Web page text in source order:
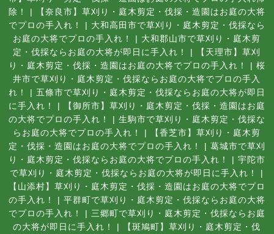
除！
|
【奈良市】草刈り・庭木剪定・伐採・造園はお庭の大将
でプロの手入れ！
| 大和高田市で草刈り・庭木剪定・伐採なら
お庭の大将でプロの手入れ！
| 大和郡山市で草刈り・庭木剪
定・伐採ならお庭の大将が即日に手入れ！
|
【天理市】草刈
り・庭木剪定・伐採・造園はお庭の大将でプロの手入れ！
| 桜
井市で草刈り・庭木剪定・伐採ならお庭の大将でプロの手入
れ！
| 五條市で草刈り・庭木剪定・伐採ならお庭の大将が即日
に手入れ！
|
【御所市】草刈り・庭木剪定・伐採・造園はお庭
の大将でプロの手入れ！
| 生駒市で草刈り・庭木剪定・伐採な
らお庭の大将でプロの手入れ！
|
【香芝市】草刈り・庭木剪
定・伐採・造園はお庭の大将でプロの手入れ！
| 葛城市で草刈
り・庭木剪定・伐採ならお庭の大将でプロの手入れ！
| 宇陀市
で草刈り・庭木剪定・伐採ならお庭の大将が即日に手入れ！
|
【山添村】草刈り・庭木剪定・伐採・造園はお庭の大将でプロ
の手入れ！
| 平群町で草刈り・庭木剪定・伐採ならお庭の大将
でプロの手入れ！
| 三郷町で草刈り・庭木剪定・伐採ならお庭
の大将が即日に手入れ！
|
【斑鳩町】草刈り・庭木剪定・伐